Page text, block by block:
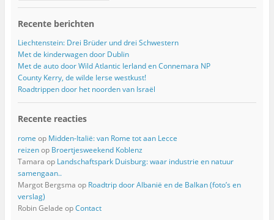
Recente berichten
Liechtenstein: Drei Brüder und drei Schwestern
Met de kinderwagen door Dublin
Met de auto door Wild Atlantic Ierland en Connemara NP
County Kerry, de wilde Ierse westkust!
Roadtrippen door het noorden van Israël
Recente reacties
rome op Midden-Italië: van Rome tot aan Lecce
reizenop Broertjesweekend Koblenz
Tamara op Landschaftspark Duisburg: waar industrie en natuur
samengaan..
Margot Bergsma op Roadtrip door Albanië en de Balkan (foto’s en
verslag)
Robin Gelade opContact